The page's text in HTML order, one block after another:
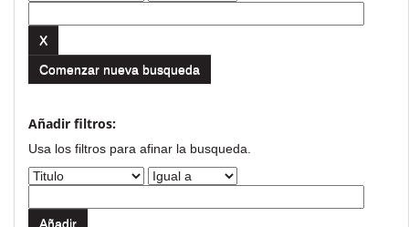
Comenzar nueva busqueda
Añadir filtros:
Usa los filtros para afinar la busqueda.